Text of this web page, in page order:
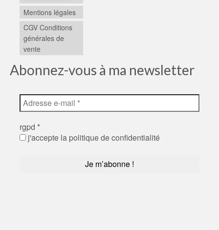
Mentions légales
CGV Conditions
générales de
vente
Abonnez-vous à ma newsletter
rgpd *
j'accepte la politique de confidentialité